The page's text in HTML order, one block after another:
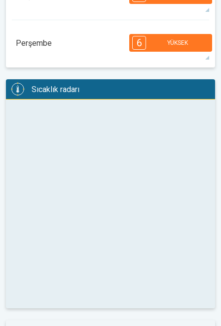
14 h 05:43 19:57 35°maks
1
14:00
3
13 h 05:44 19:55 33°maks
Perşembe 6 YÜKSEK
2
08:00
4 3
Sıcaklık radarı